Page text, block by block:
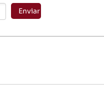
Enviar